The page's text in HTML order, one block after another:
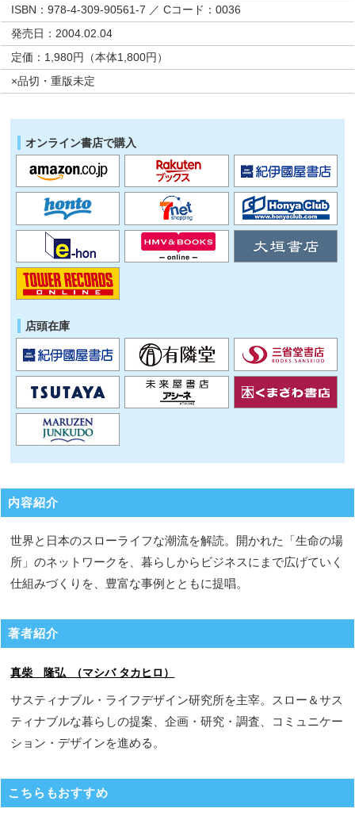
ISBN：978-4-309-90561-7 ／ Cコード：0036
発売日：2004.02.04
定価：1,980円（本体1,800円）
×品切・重版未定
オンライン書店で購入
店頭在庫
内容紹介
世界と日本のスローライフな潮流を解読。開かれた「生命の場
所」のネットワークを、暮らしからビジネスにまで広げていく
仕組みづくりを、豊富な事例とともに提唱。
著者紹介
真柴 隆弘 （マシバ タカヒロ）
サスティナブル・ライフデザイン研究所を主宰。スロー＆サス
ティナブルな暮らしの提案、企画・研究・調査、コミュニケー
ション・デザインを進める。
こちらもおすすめ